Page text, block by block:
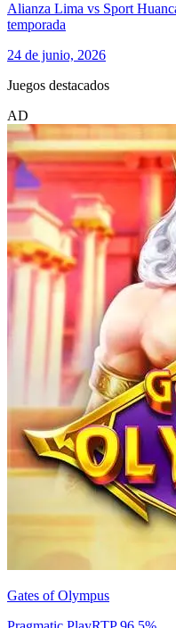
Alianza Lima vs Sport
temporada
24 de junio, 2026
Juegos destacados
AD
Gates of Olympus